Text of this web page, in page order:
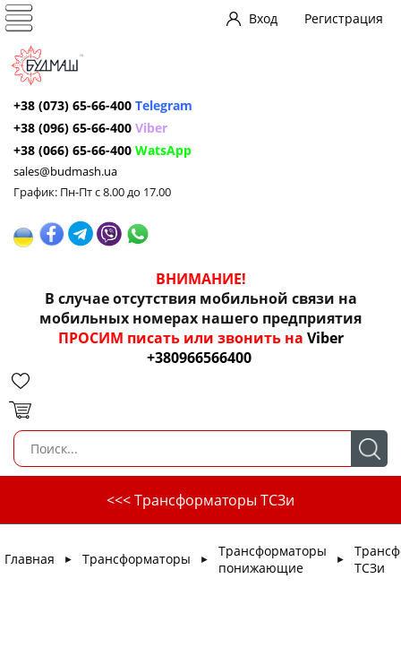
Вход Регистрация
+38 (073) 65-66-400 Telegram
+38 (096) 65-66-400 Viber
+38 (066) 65-66-400 WatsApp
sales@budmash.ua
График: Пн-Пт с 8.00 до 17.00
ВНИМАНИЕ!
В случае отсутствия мобильной связи на
мобильных номерах нашего предприятия
ПРОСИМ писать или звонить на Viber
+380966566400
<<< Трансформаторы ТСЗи
Главная ► Трансформаторы ►
Трансформаторы
понижающие
►
ТСЗи